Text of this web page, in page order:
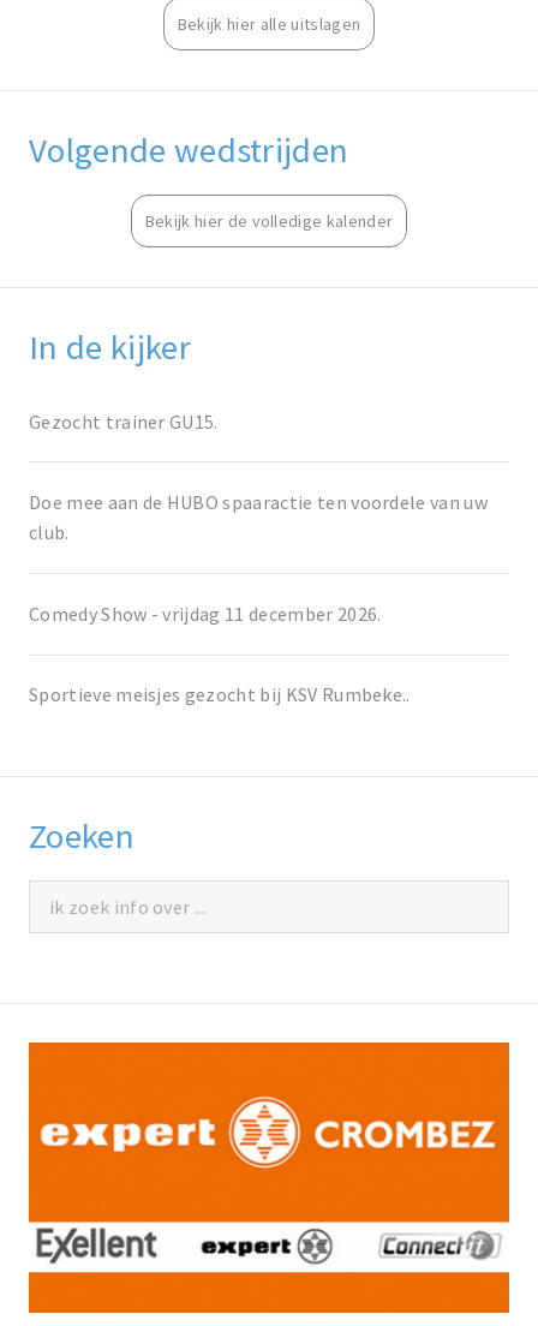
Bekijk hier alle uitslagen
Volgende wedstrijden
Bekijk hier de volledige kalender
In de kijker
Gezocht trainer GU15.
Doe mee aan de HUBO spaaractie ten voordele van uw
club.
Comedy Show - vrijdag 11 december 2026.
Sportieve meisjes gezocht bij KSV Rumbeke..
Zoeken